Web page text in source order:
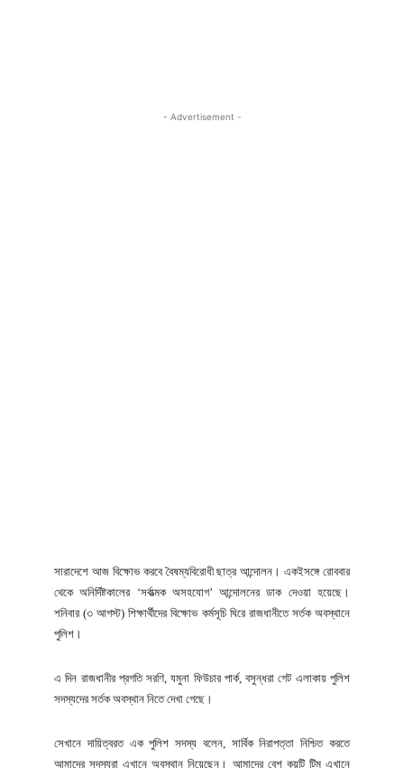
- Advertisement -
সারাদেশে আজ বিক্ষোভ করবে বৈষম্যবিরোধী ছাত্র আন্দোলন। একইসঙ্গে রোববার
থেকে অনির্দিষ্টকালের ‘সর্বাত্মক অসহযোগ’ আন্দোলনের ডাক দেওয়া হয়েছে।
শনিবার (৩ আগস্ট) শিক্ষার্থীদের বিক্ষোভ কর্মসূচি ঘিরে রাজধানীতে সর্তক অবস্থানে
পুলিশ।
এ দিন রাজধানীর প্রগতি সরণি, যমুনা ফিউচার পার্ক, বসুন্ধরা গেট এলাকায় পুলিশ
সদস্যদের সর্তক অবস্থান নিতে দেখা গেছে।
সেখানে দায়িত্বরত এক পুলিশ সদস্য বলেন, সার্বিক নিরাপত্তা নিশ্চিত করতে
আমাদের সদস্যরা এখানে অবস্থান নিয়েছেন। আমাদের বেশ কয়টি টিম এখানে